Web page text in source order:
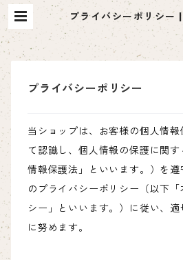
プライバシーポリシー
式会社
プライバシーポリシー
当ショップは、お客様の個人情
て認識し、個人情報の保護に関
情報保護法」といいます。）を
のプライバシーポリシー（以下「
シー」といいます。）に従い、
に努めます。